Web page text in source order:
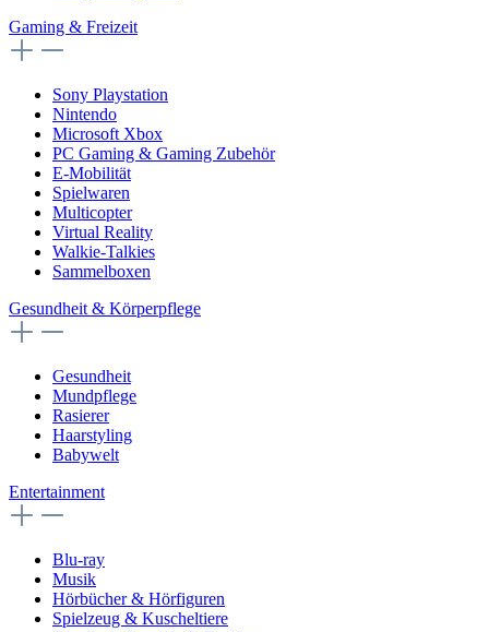
Gaming & Freizeit
Sony Playstation
Nintendo
Microsoft Xbox
PC Gaming & Gaming Zubehör
E-Mobilität
Spielwaren
Multicopter
Virtual Reality
Walkie-Talkies
Sammelboxen
Gesundheit & Körperpflege
Gesundheit
Mundpflege
Rasierer
Haarstyling
Babywelt
Entertainment
Blu-ray
Musik
Hörbücher & Hörfiguren
Spielzeug & Kuscheltiere